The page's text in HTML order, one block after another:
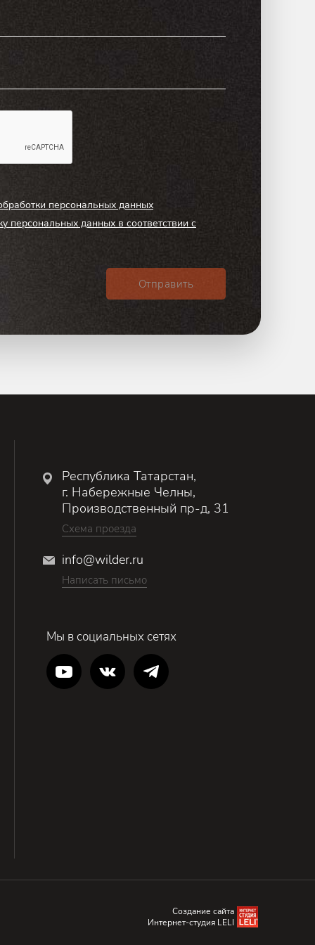
персональных данных
персональных данных в соответствии с
Отправить
Республика Татарстан,
г. Набережные Челны,
Производственный пр-д, 31
Схема проезда
info@wilder.ru
Написать письмо
Мы в социальных сетях
Создание сайта
Интернет-студия LELI